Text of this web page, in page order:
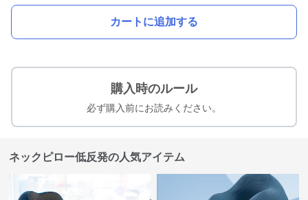
カートに追加する
購入時のルール
必ず購入前にお読みください。
ネックピロー低反発の人気アイテム